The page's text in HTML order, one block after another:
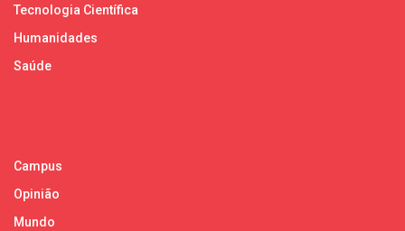
Tecnologia Científica
Humanidades
Saúde
Campus
Opinião
Mundo